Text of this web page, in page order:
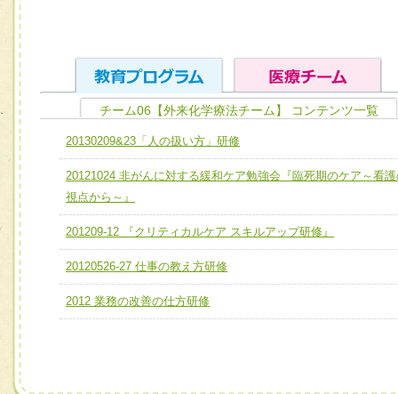
ユニット１ 医療人としての基礎能力
全人的医療を実践する医療人として、必要な基礎能力を身
ける
必要に応じて柔軟に医療チームを組織し、強調できる
ユニット３ 多職種連携力
他職種の視点とスキルを学び、相互理解と連携を深める
チーム01【病院内横断的問題解決チーム】
チーム02【地域医療連携推進による高度医療を必要とする
宅患者等支援チーム】
チーム05【せん妄対策チーム】
チーム06【外来化学療法チーム】 コンテンツ一覧
20130209&23「人の扱い方」研修
20121024 非がんに対する緩和ケア勉強会『臨死期のケア～看
視点から～』
201209-12 『クリティカルケア スキルアップ研修』
20120526-27 仕事の教え方研修
2012 業務の改善の仕方研修